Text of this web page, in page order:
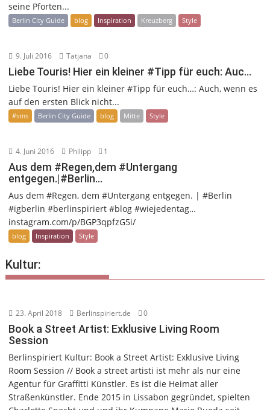
seine Pforten...
Berlin City Guide blog Inspiration Kreuzberg Style
9. Juli 2016 Tatjana 0
Liebe Touris! Hier ein kleiner #Tipp für euch: Auc…
Liebe Touris! Hier ein kleiner #Tipp für euch…: Auch, wenn es
auf den ersten Blick nicht...
#sms Berlin City Guide blog Mitte Style
4. Juni 2016 Philipp 1
Aus dem #Regen,dem #Untergang
entgegen.|#Berlin…
Aus dem #Regen, dem #Untergang entgegen. | #Berlin
#igberlin #berlinspiriert #blog #wiejedentag…
instagram.com/p/BGP3qpfzG5i/
blog Inspiration Style
Kultur:
23. April 2018 Berlinspiriert.de 0
Book a Street Artist: Exklusive Living Room
Session
Berlinspiriert Kultur: Book a Street Artist: Exklusive Living
Room Session // Book a street artisti ist mehr als nur eine
Agentur für Graffitti Künstler. Es ist die Heimat aller
Straßenkünstler. Ende 2015 in Lissabon gegründet, spielten